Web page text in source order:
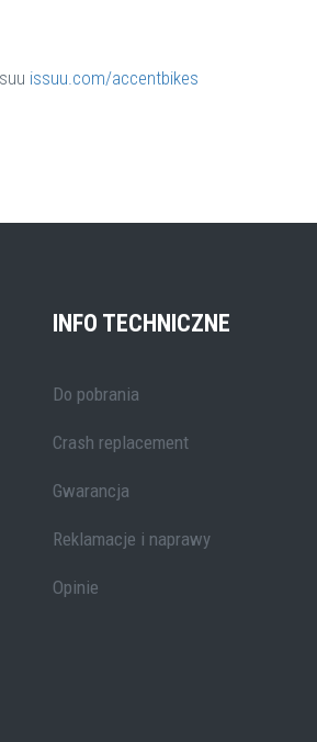
issuu.com/accentbikes
INFO TECHNICZNE
Do pobrania
Crash replacement
Gwarancja
Reklamacje i naprawy
Opinie